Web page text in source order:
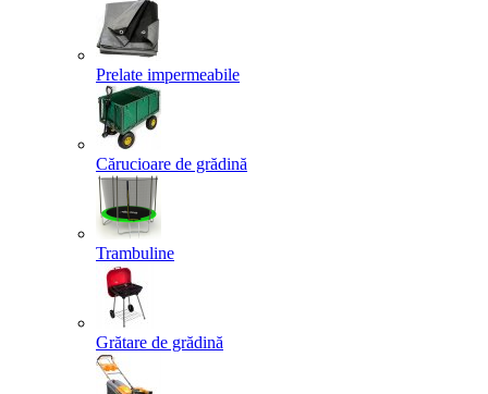
Prelate impermeabile
Cărucioare de grădină
Trambuline
Grătare de grădină